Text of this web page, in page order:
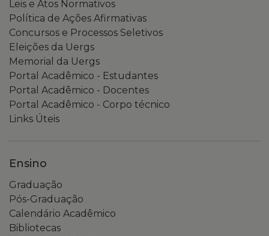
Leis e Atos Normativos
Política de Ações Afirmativas
Concursos e Processos Seletivos
Eleições da Uergs
Memorial da Uergs
Portal Acadêmico - Estudantes
Portal Acadêmico - Docentes
Portal Acadêmico - Corpo técnico
Links Úteis
Ensino
Graduação
Pós-Graduação
Calendário Acadêmico
Bibliotecas